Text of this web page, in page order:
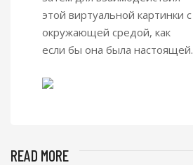
этой виртуальной картинки с
окружающей средой, как
если бы она была настоящей.
READ MORE